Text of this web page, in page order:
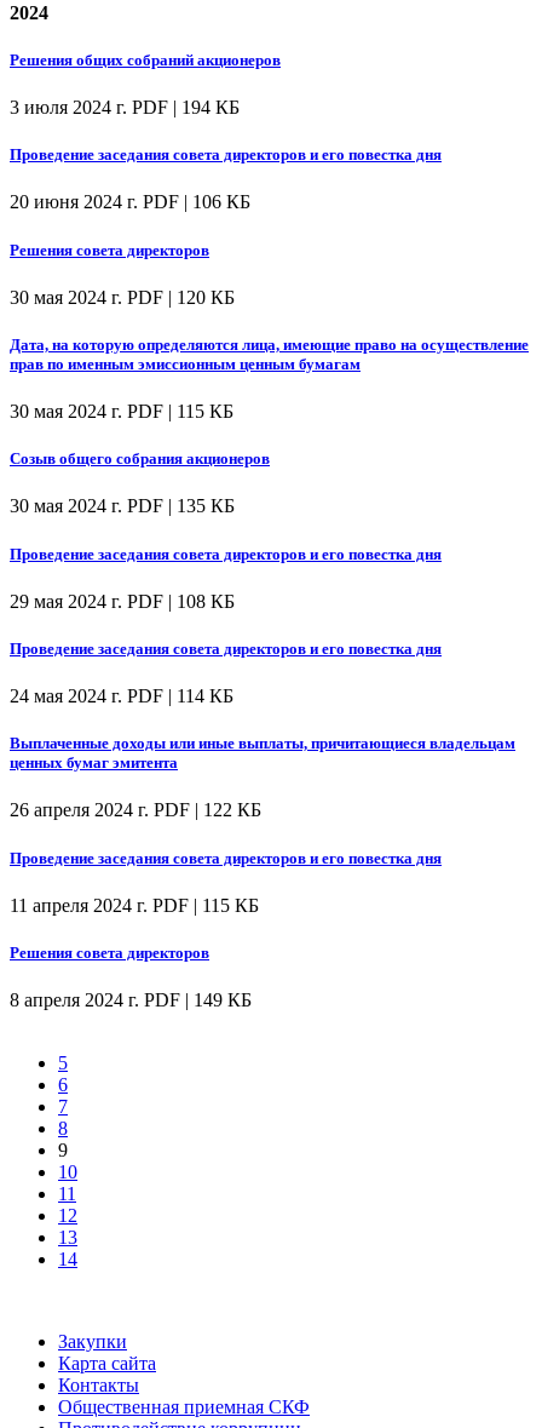
2024
Решения общих собраний акционеров
3 июля 2024 г. PDF | 194 КБ
Проведение заседания совета директоров и его повестка дня
20 июня 2024 г. PDF | 106 КБ
Решения совета директоров
30 мая 2024 г. PDF | 120 КБ
Дата, на которую определяются лица, имеющие право на осуществление
прав по именным эмиссионным ценным бумагам
30 мая 2024 г. PDF | 115 КБ
Созыв общего собрания акционеров
30 мая 2024 г. PDF | 135 КБ
Проведение заседания совета директоров и его повестка дня
29 мая 2024 г. PDF | 108 КБ
Проведение заседания совета директоров и его повестка дня
24 мая 2024 г. PDF | 114 КБ
Выплаченные доходы или иные выплаты, причитающиеся владельцам
ценных бумаг эмитента
26 апреля 2024 г. PDF | 122 КБ
Проведение заседания совета директоров и его повестка дня
11 апреля 2024 г. PDF | 115 КБ
Решения совета директоров
8 апреля 2024 г. PDF | 149 КБ
5
6
7
8
9
10
11
12
13
14
Закупки
Карта сайта
Контакты
Общественная приемная СКФ